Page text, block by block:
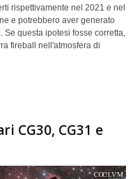
rispettivamente nel 2021 e nel
e potrebbero aver generato
questa ipotesi fosse corretta,
fireball nell'atmosfera di
CG30, CG31 e